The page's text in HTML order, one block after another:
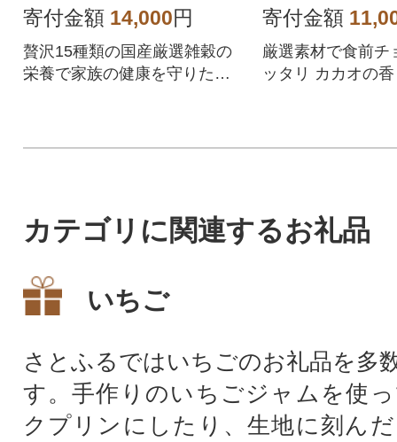
寄付金額 14,000円
贅沢15種類の国産厳選雑穀の
栄養で家族の健康を守りたい
寄付金額
厳選素材で食前チ
ッタリ カカオの
カテゴリに関連するお礼品
いちご
さとふるではいちごのお礼品を多
す。手作りのいちごジャムを使
クプリンにしたり、生地に刻ん